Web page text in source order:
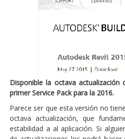
Disponible la octava actualización
primer Service Pack para la 2016.
Parece ser que esta versión no
octava actualización, que
estabilidad a al aplicación. Si